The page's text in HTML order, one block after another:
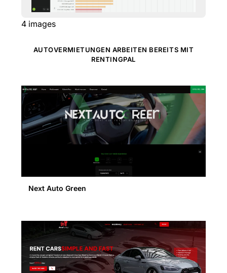
4 images
AUTOVERMIETUNGEN ARBEITEN BEREITS MIT
RENTINGPAL
Next Auto Green